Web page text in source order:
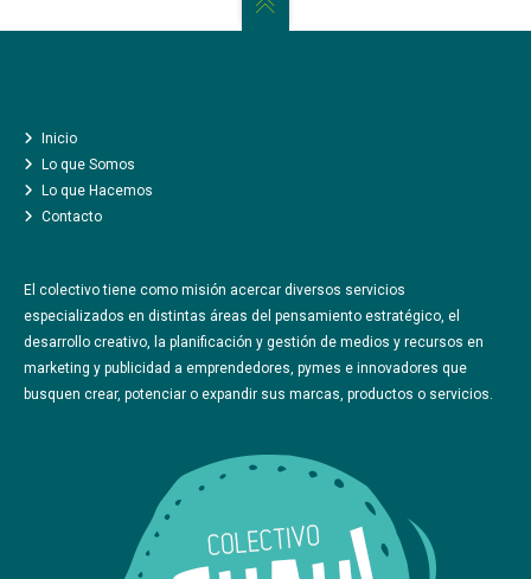
Inicio
Lo que Somos
Lo que Hacemos
Contacto
El colectivo tiene como misión acercar diversos servicios
especializados en distintas áreas del pensamiento estratégico, el
desarrollo creativo, la planificación y gestión de medios y recursos en
marketing y publicidad a emprendedores, pymes e innovadores que
busquen crear, potenciar o expandir sus marcas, productos o servicios.